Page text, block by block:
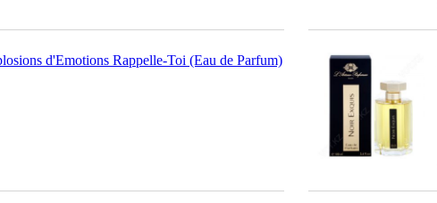
d'Emotions Rappelle-Toi (Eau de Parfum)